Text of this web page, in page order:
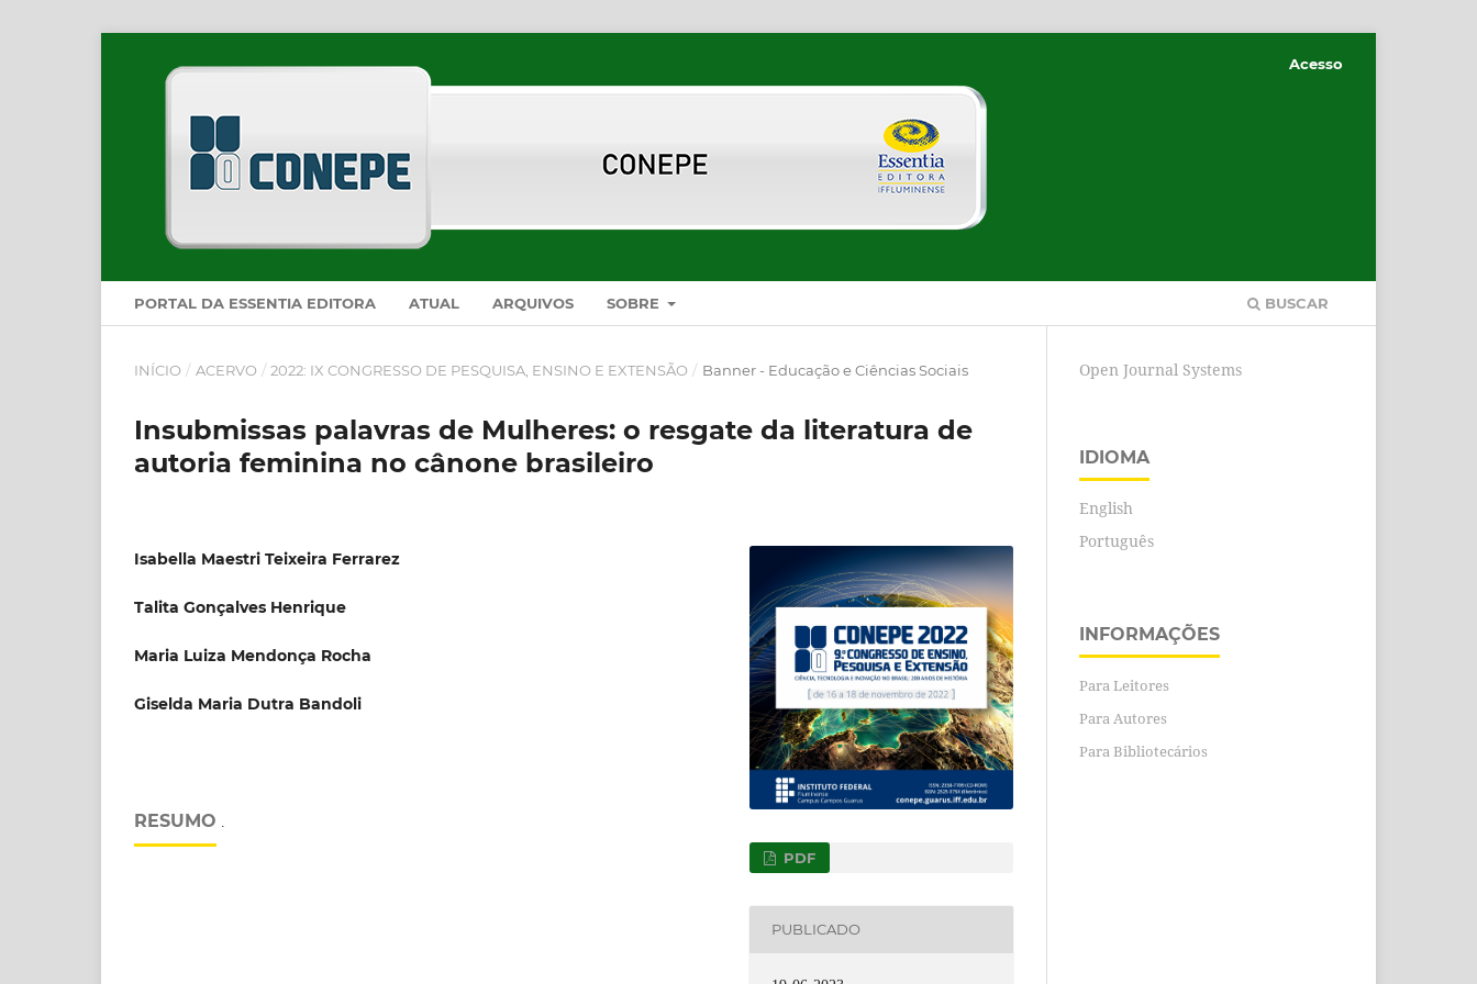
PORTAL DA ESSENTIA EDITORA ATUAL ARQUIVOS SOBRE BUSCAR
Acesso
INÍCIO / ACERVO / 2022: IX CONGRESSO DE PESQUISA, ENSINO E EXTENSÃO / Banner - Educação e Ciências Sociais
Insubmissas palavras de Mulheres: o resgate da literatura de
autoria feminina no cânone brasileiro
Isabella Maestri Teixeira Ferrarez
Talita Gonçalves Henrique
Maria Luiza Mendonça Rocha
Giselda Maria Dutra Bandoli
RESUMO .
PDF
PUBLICADO
Open Journal Systems
IDIOMA
English
Português
INFORMAÇÕES
Para Leitores
Para Autores
Para Bibliotecários